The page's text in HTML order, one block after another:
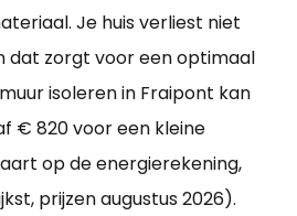
Je huis verliest niet
dat zorgt voor een optimaal
isoleren in Fraipont kan
€ 820 voor een kleine
op de energierekening,
prijzen augustus 2026).